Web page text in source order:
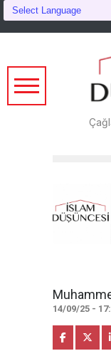
14/09/25 -